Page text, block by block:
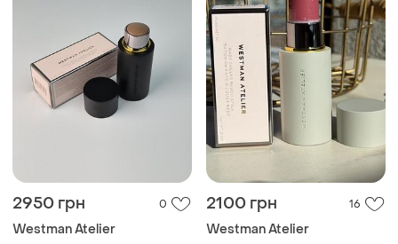
2950 грн 0
Westman Atelier
2100 грн 16
Westman Atelier